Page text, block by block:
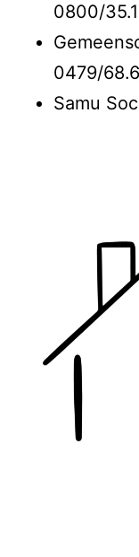
0800/
0479/
Samu